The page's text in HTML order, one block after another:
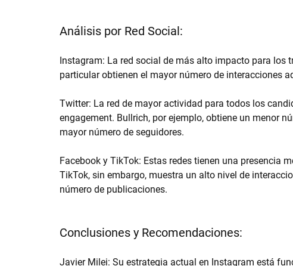
Análisis por Red Social:
Instagram: La red social de más alto impacto para
particular obtienen el mayor número de interacciones
Twitter: La red de mayor actividad para todos los
engagement. Bullrich, por ejemplo, obtiene un menor
mayor número de seguidores.
Facebook y TikTok: Estas redes tienen una presencia
TikTok, sin embargo, muestra un alto nivel de
número de publicaciones.
Conclusiones y Recomendaciones:
Javier Milei: Su estrategia actual en Instagram está